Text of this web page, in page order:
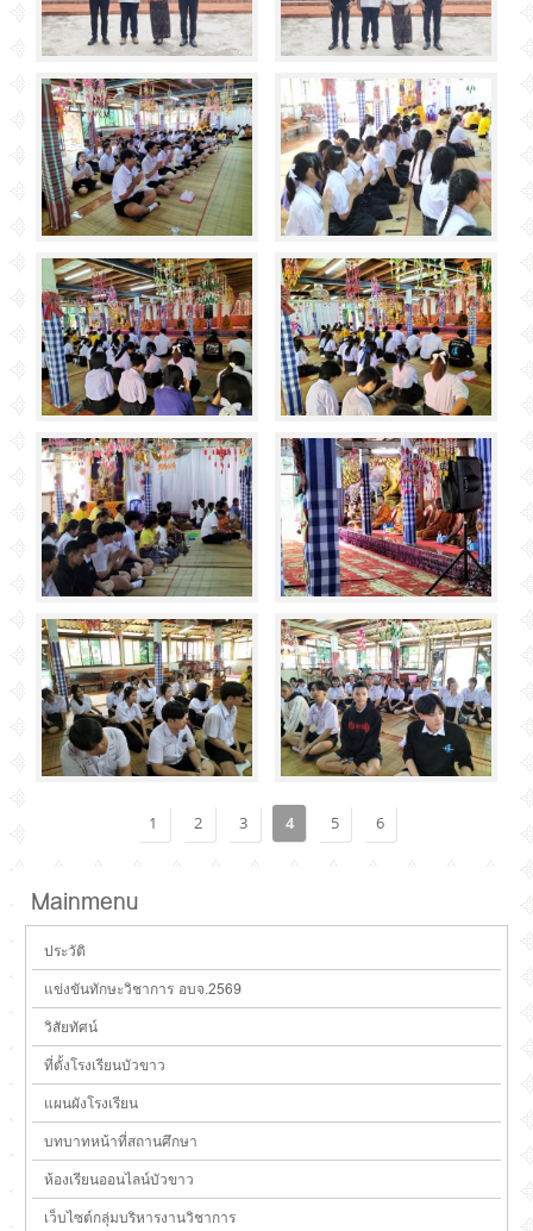
1 2 3 4 5 6
Mainmenu
ประวัติ
แข่งขันทักษะวิชาการ อบจ.2569
วิสัยทัศน์
ที่ตั้งโรงเรียนบัวขาว
แผนผังโรงเรียน
บทบาทหน้าที่สถานศึกษา
ห้องเรียนออนไลน์บัวขาว
เว็บไซต์กลุ่มบริหารงานวิชาการ